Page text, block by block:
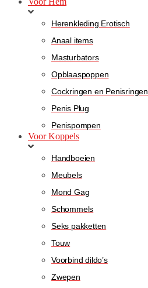
Herenkleding Erotisch
Anaal items
Masturbators
Opblaaspoppen
Cockringen en Penisringen
Penis Plug
Penispompen
Voor Koppels
Handboeien
Meubels
Mond Gag
Schommels
Seks pakketten
Touw
Voorbind dildo’s
Zwepen